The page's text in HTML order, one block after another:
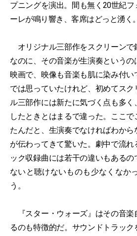
プニングを演出。間も無く20世紀
ーレが鳴り響き、客席はどっと湧く。
オリジナル三部作をスクリーンで
なのに、その音楽が生演奏という
映画で、映像も音楽も肌に染み付
では思っていたけれど、初めてス
ル三部作には新たに気づく点も多
したときとはまるで違った。ここ
たんだと、生演奏でなければわか
が伝わってきて驚いた。劇中で流
ック収録曲には若干の違いもある
ないと聴けないものも少なくなか
う。
『スター・ウォーズ』はその音楽
るのも特徴的だ。サウンドトラッ